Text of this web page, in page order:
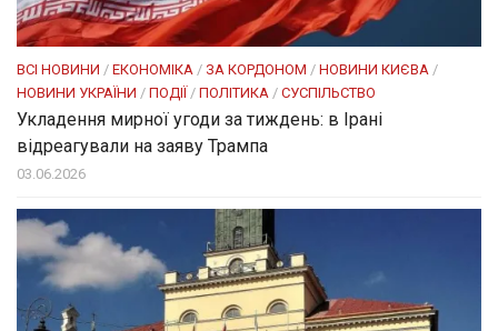
ВСІ НОВИНИ / ЕКОНОМІКА / ЗА КОРДОНОМ / НОВИНИ КИЄВА /
НОВИНИ УКРАЇНИ / ПОДІЇ / ПОЛІТИКА / СУСПІЛЬСТВО
Укладення мирної угоди за тиждень: в Ірані
відреагували на заяву Трампа
03.06.2026